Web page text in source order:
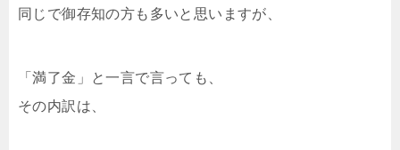
同じで御存知の方も多いと思いますが、
「満了金」と一言で言っても、
その内訳は、